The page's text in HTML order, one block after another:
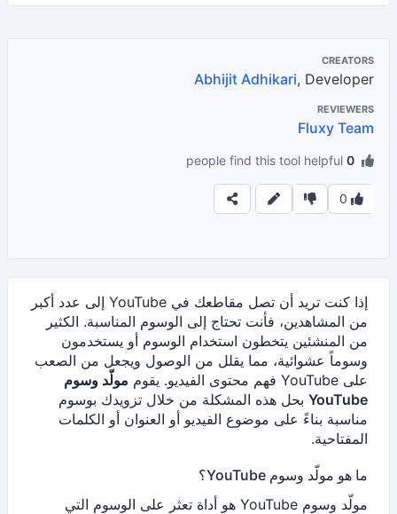
CREATORS
Abhijit Adhikari, Developer
REVIEWERS
Fluxy Team
0
people find this tool helpful
0
إذا كنت تريد أن تصل مقاطعك في YouTube إلى عدد أكبر
من المشاهدين، فأنت تحتاج إلى الوسوم المناسبة. الكثير
من المنشئين يتخطون استخدام الوسوم أو يستخدمون
وسوماً عشوائية، مما يقلل من الوصول ويجعل من الصعب
على YouTube فهم محتوى الفيديو. يقوم
مولّد وسوم
YouTube بحل هذه المشكلة من خلال تزويدك بوسوم
مناسبة بناءً على موضوع الفيديو أو العنوان أو الكلمات
المفتاحية.
ما هو مولّد وسوم YouTube؟
مولّد وسوم YouTube هو أداة تعثر على الوسوم التي